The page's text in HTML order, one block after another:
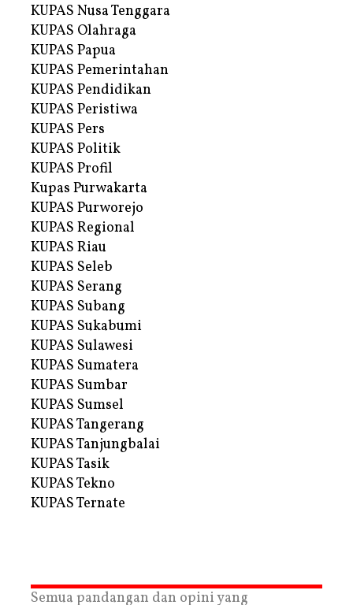
KUPAS Nusa Tenggara
KUPAS Olahraga
KUPAS Papua
KUPAS Pemerintahan
KUPAS Pendidikan
KUPAS Peristiwa
KUPAS Pers
KUPAS Politik
KUPAS Profil
Kupas Purwakarta
KUPAS Purworejo
KUPAS Regional
KUPAS Riau
KUPAS Seleb
KUPAS Serang
KUPAS Subang
KUPAS Sukabumi
KUPAS Sulawesi
KUPAS Sumatera
KUPAS Sumbar
KUPAS Sumsel
KUPAS Tangerang
KUPAS Tanjungbalai
KUPAS Tasik
KUPAS Tekno
KUPAS Ternate
Semua pandangan dan opini yang